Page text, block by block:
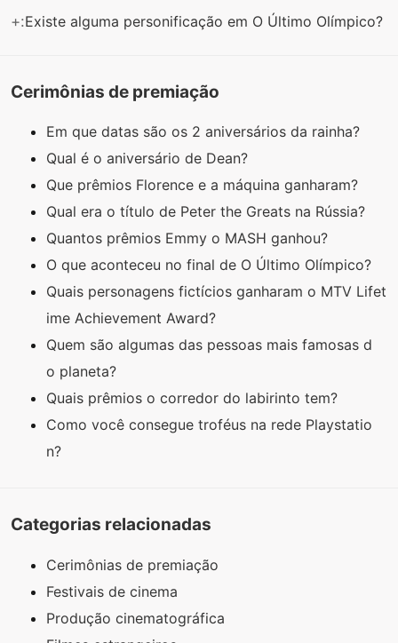
+:Existe alguma personificação em O Último Olímpico?
Cerimônias de premiação
Em que datas são os 2 aniversários da rainha?
Qual é o aniversário de Dean?
Que prêmios Florence e a máquina ganharam?
Qual era o título de Peter the Greats na Rússia?
Quantos prêmios Emmy o MASH ganhou?
O que aconteceu no final de O Último Olímpico?
Quais personagens fictícios ganharam o MTV Lifet
ime Achievement Award?
Quem são algumas das pessoas mais famosas d
o planeta?
Quais prêmios o corredor do labirinto tem?
Como você consegue troféus na rede Playstatio
n?
Categorias relacionadas
Cerimônias de premiação
Festivais de cinema
Produção cinematográfica